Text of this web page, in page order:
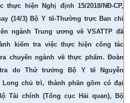
thực hiện Nghị định 15/2018/NĐ-CP,
(14/3) Bộ Y tế-Thường trực Ban chỉ
ngành Trung ương về VSATTP đã
kiểm tra việc thực hiện công tác
chuyên ngành về thực phẩm. Đoàn
do Thứ trưởng Bộ Y tế Nguyễn
Long chủ trì, thành phần gồm có đại
Tài chính (Tổng cục Hải quan), Bộ